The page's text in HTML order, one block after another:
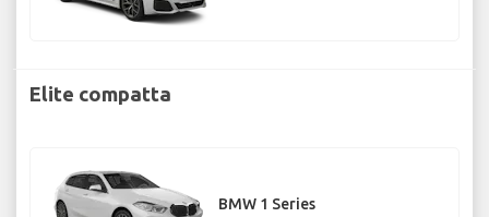
Elite compatta
BMW 1 Series